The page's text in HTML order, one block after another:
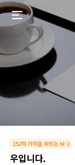
152차 기적을 부르는 뇌-2
우입니다.